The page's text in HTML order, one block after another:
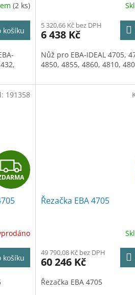
(2 ks)
košíku
5 320,66 Kč bez DPH
6 438 Kč
Nůž pro EBA-IDEAL 4705,
4850, 4855, 4860, 4810,
Z
D
R
M
A
košíku
191358
Řezačka EBA 4705
49 790,08 Kč bez DPH
60 246 Kč
Řezačka EBA 4705